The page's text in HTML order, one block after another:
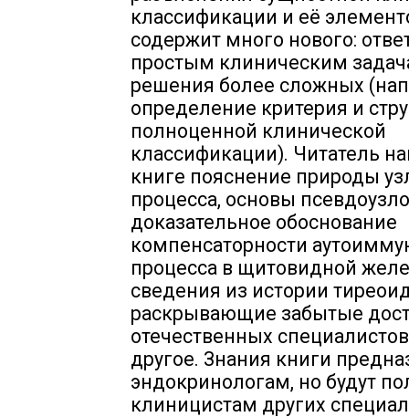
классификации и её
содержит много нового:
простым клиническим
решения более сложных
определение критерия и
полноценной клинической
классификации). Читатель
книге пояснение природы
процесса, основы
доказательное обоснование
компенсаторности
процесса в щитовидной
сведения из истории
раскрывающие забытые
отечественных
другое. Знания книги
эндокринологам, но будут
клиницистам других